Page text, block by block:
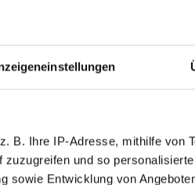
B. Ihre IP-Adresse, mithilfe von
und so
sowie Entwicklung von
Der
die